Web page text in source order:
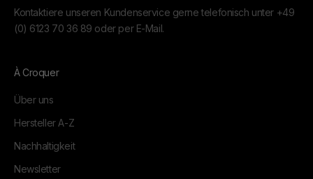
Kontaktiere unseren Kundenservice gerne telefonisch unter +49
(0) 6123 70 36 89 oder per E-Mail.
À Croquer
Über uns
Hersteller A-Z
Nachhaltigkeit
Newsletter